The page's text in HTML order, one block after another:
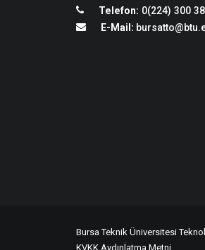
Telefon: 0(224) 300
E-Mail:
Bursa Teknik Üniversitesi
KVKK Aydınlatma Metni